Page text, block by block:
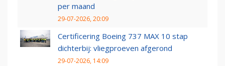
per maand
29-07-2026, 20:09
Certificering Boeing 737 MAX 10 stap
dichterbij: vliegproeven afgerond
29-07-2026, 14:09